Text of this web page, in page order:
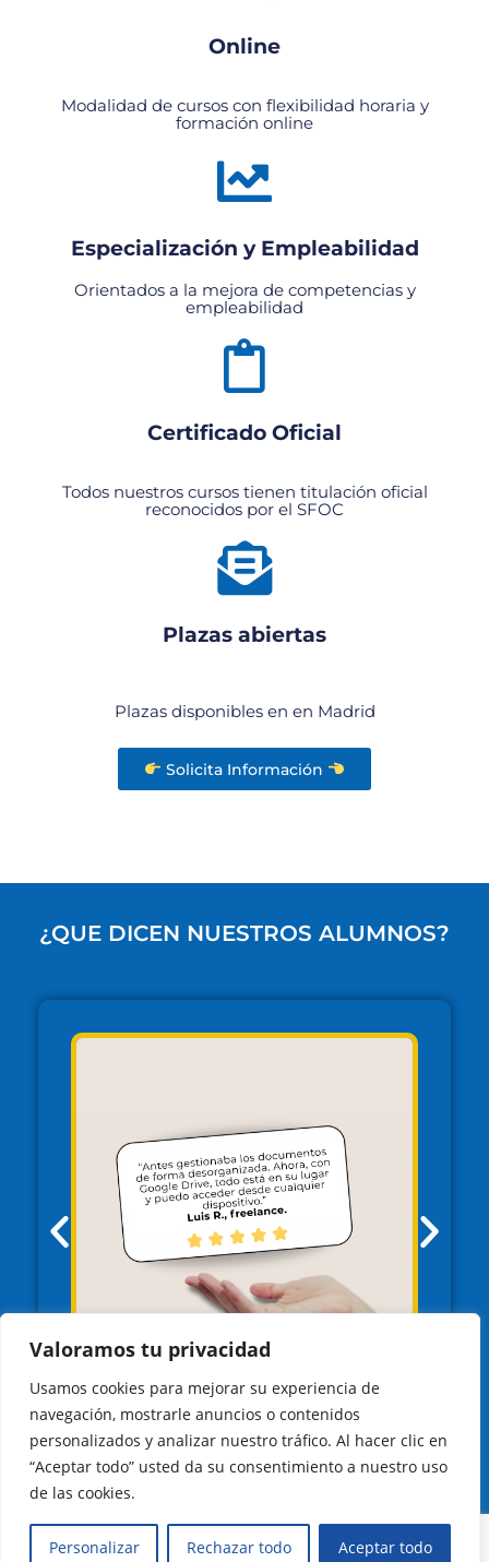
Valoramos tu privacidad
Usamos cookies para mejorar su experiencia de
navegación, mostrarle anuncios o contenidos
personalizados y analizar nuestro tráfico. Al hacer clic en
“Aceptar todo” usted da su consentimiento a nuestro uso
de las cookies.
Personalizar Rechazar todo Aceptar todo
Online
Modalidad de cursos con flexibilidad horaria y
formación online
Especialización y Empleabilidad
Orientados a la mejora de competencias y
empleabilidad
Certificado Oficial
Todos nuestros cursos tienen titulación oficial
reconocidos por el SFOC
Plazas abiertas
Plazas disponibles en en Madrid
Solicita Información
¿QUE DICEN NUESTROS ALUMNOS?